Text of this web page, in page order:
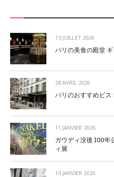
13 JUILLET 2026
パリの美食の殿堂
28 AVRIL 2026
パリのおすすめビス
11 JANVIER 2026
ガウディ没後 100
ィ展
10 JANVIER 2026